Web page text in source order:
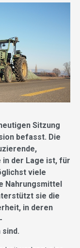
Sitzung
befasst. Die
in der Lage ist, für
viele
Nahrungsmittel
sie die
in deren